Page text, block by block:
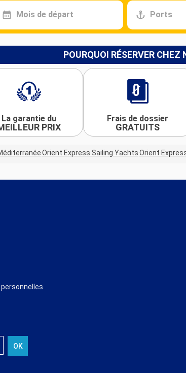
Mois de départ Ports
POURQUOI RÉSERVER
La garantie du
PRIX
Frais de dossier
GRATUITS
Orient Express Sailing YachtsOrient
OK